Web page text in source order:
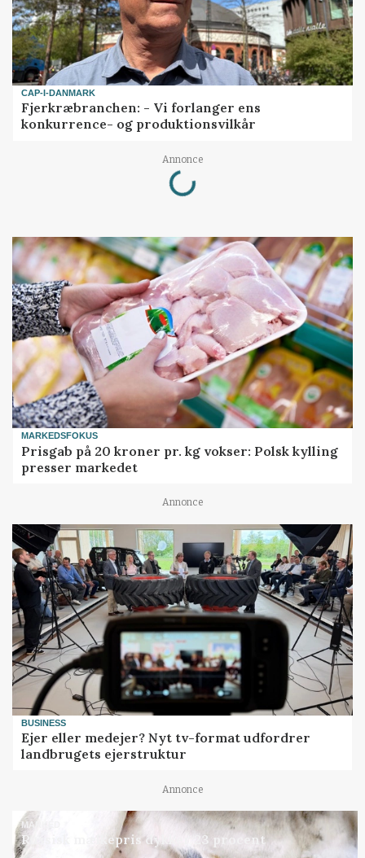
CAP-I-DANMARK
Fjerkræbranchen: - Vi forlanger ens
konkurrence- og produktionsvilkår
Annonce
Loading...
MARKEDSFOKUS
Prisgab på 20 kroner pr. kg vokser: Polsk kylling
presser markedet
Annonce
BUSINESS
Ejer eller medejer? Nyt tv-format udfordrer
landbrugets ejerstruktur
Annonce
MARKED
Russisk mælkepris dykker 23 procent